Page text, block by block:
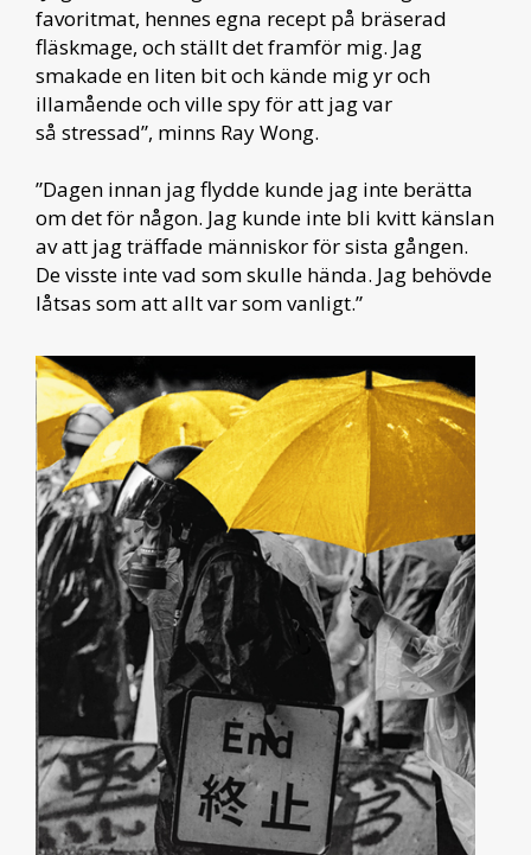
favoritmat, hennes egna recept på bräserad
fläskmage, och ställt det framför mig. Jag
smakade en liten bit och kände mig yr och
illamående och ville spy för att jag var
så stressad”, minns Ray Wong.
”Dagen innan jag flydde kunde jag inte berätta
om det för någon. Jag kunde inte bli kvitt känslan
av att jag träffade människor för sista gången.
De visste inte vad som skulle hända. Jag behövde
låtsas som att allt var som vanligt.”